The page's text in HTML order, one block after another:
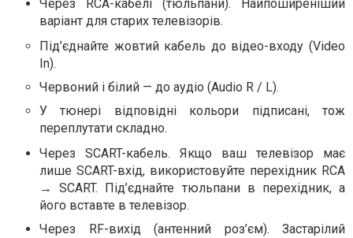
Через RCA-кабелі (тюльпани). Найпоширеніший
варіант для старих телевізорів.
Під’єднайте жовтий кабель до відео-входу (Video
In).
Червоний і білий — до аудіо (Audio R / L).
У тюнері відповідні кольори підписані, тож
переплутати складно.
Через SCART-кабель. Якщо ваш телевізор має
лише SCART-вхід, використовуйте перехідник RCA
→ SCART. Під’єднайте тюльпани в перехідник, а
його вставте в телевізор.
Через RF-вихід (антенний роз’єм). Застарілий